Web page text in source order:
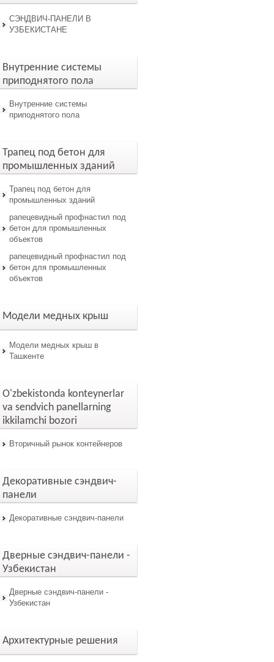
СЭНДВИЧ-ПАНЕЛИ В
УЗБЕКИСТАНЕ
Внутренние системы
приподнятого пола
Внутренние системы
приподнятого пола
Трапец под бетон для
промышленных зданий
Трапец под бетон для
промышленных зданий
рапецевидный профнастил под
бетон для промышленных
объектов
рапецевидный профнастил под
бетон для промышленных
объектов
Модели медных крыш
Модели медных крыш в
Ташкенте
O'zbekistonda konteynerlar
va sendvich panellarning
ikkilamchi bozori
Вторичный рынок контейнеров
Декоративные сэндвич-
панели
Декоративные сэндвич-панели
Дверные сэндвич-панели -
Узбекистан
Дверные сэндвич-панели -
Узбекистан
Архитектурные решения